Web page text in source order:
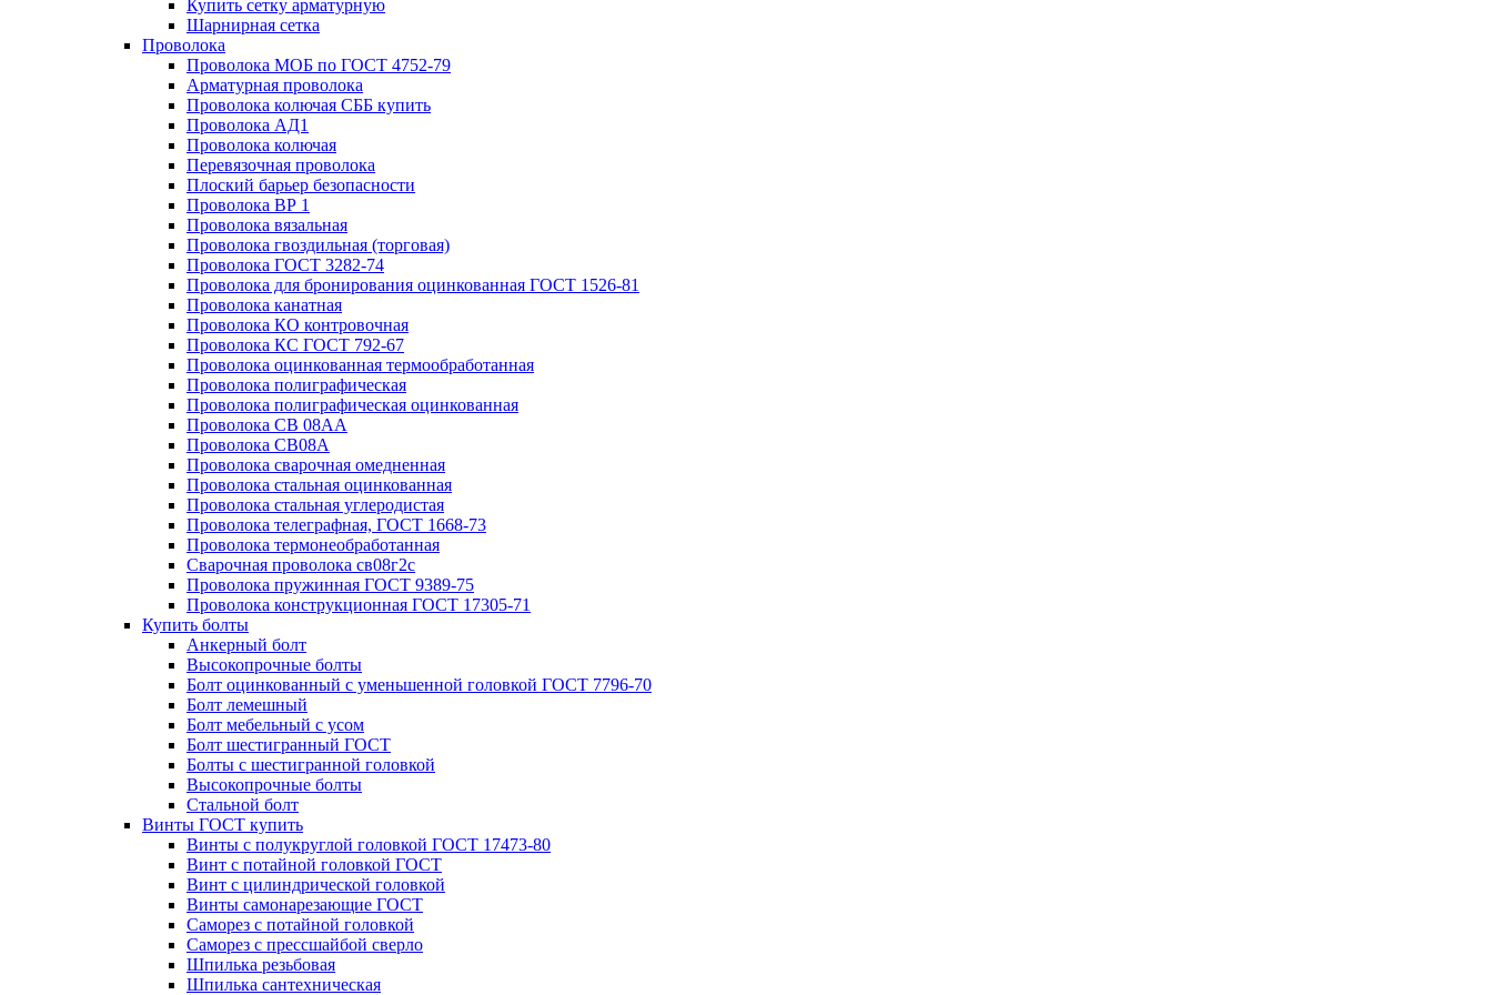
Купить сетку арматурную
Шарнирная сетка
Проволока
Проволока МОБ по ГОСТ 4752-79
Арматурная проволока
Проволока колючая СББ купить
Проволока АД1
Проволока колючая
Перевязочная проволока
Плоский барьер безопасности
Проволока ВР 1
Проволока вязальная
Проволока гвоздильная (торговая)
Проволока ГОСТ 3282-74
Проволока для бронирования оцинкованная ГОСТ 1526-81
Проволока канатная
Проволока КО контровочная
Проволока КС ГОСТ 792-67
Проволока оцинкованная термообработанная
Проволока полиграфическая
Проволока полиграфическая оцинкованная
Проволока СВ 08АА
Проволока СВ08А
Проволока сварочная омедненная
Проволока стальная оцинкованная
Проволока стальная углеродистая
Проволока телеграфная, ГОСТ 1668-73
Проволока термонеобработанная
Сварочная проволока св08г2с
Проволока пружинная ГОСТ 9389-75
Проволока конструкционная ГОСТ 17305-71
Купить болты
Анкерный болт
Высокопрочные болты
Болт оцинкованный с уменьшенной головкой ГОСТ 7796-70
Болт лемешный
Болт мебельный с усом
Болт шестигранный ГОСТ
Болты с шестигранной головкой
Высокопрочные болты
Стальной болт
Винты ГОСТ купить
Винты с полукруглой головкой ГОСТ 17473-80
Винт с потайной головкой ГОСТ
Винт с цилиндрической головкой
Винты самонарезающие ГОСТ
Саморез с потайной головкой
Саморез с прессшайбой сверло
Шпилька резьбовая
Шпилька сантехническая